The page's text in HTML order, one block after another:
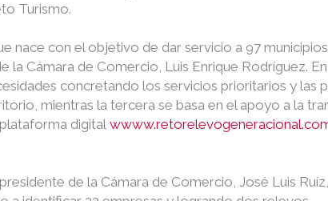
Turismo.
nace con el objetivo de dar servicio a 97
la Cámara de Comercio, Luis Enrique Rodríguez.
concretando los servicios prioritarios y las
mientras la tercera se basa en el apoyo a la
digital
de la Cámara de Comercio, José Luis